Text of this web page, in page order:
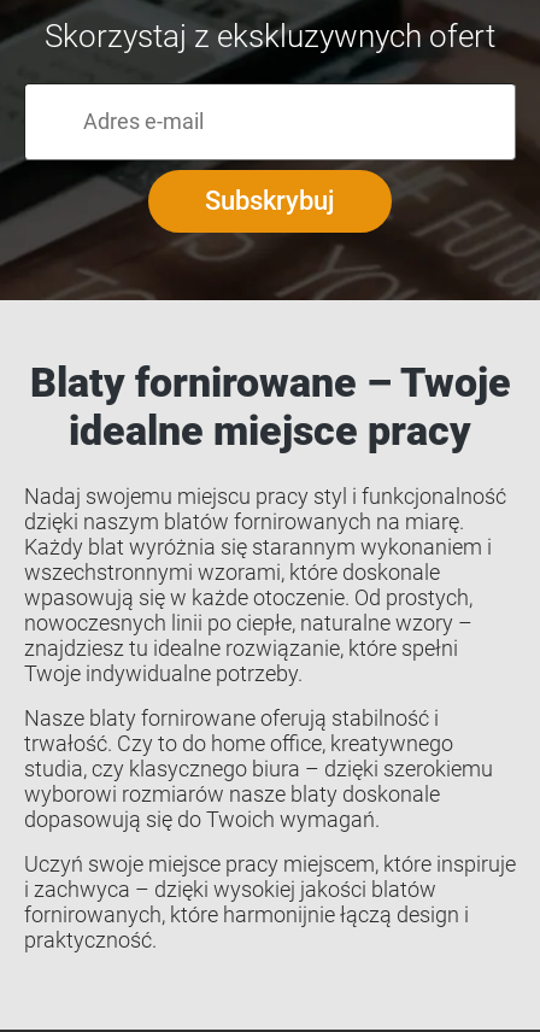
Skorzystaj z ekskluzywnych ofert
Subskrybuj
Blaty fornirowane – Twoje
idealne miejsce pracy
Nadaj swojemu miejscu pracy styl i funkcjonalność
dzięki naszym blatów fornirowanych na miarę.
Każdy blat wyróżnia się starannym wykonaniem i
wszechstronnymi wzorami, które doskonale
wpasowują się w każde otoczenie. Od prostych,
nowoczesnych linii po ciepłe, naturalne wzory –
znajdziesz tu idealne rozwiązanie, które spełni
Twoje indywidualne potrzeby.
Nasze blaty fornirowane oferują stabilność i
trwałość. Czy to do home office, kreatywnego
studia, czy klasycznego biura – dzięki szerokiemu
wyborowi rozmiarów nasze blaty doskonale
dopasowują się do Twoich wymagań.
Uczyń swoje miejsce pracy miejscem, które inspiruje
i zachwyca – dzięki wysokiej jakości blatów
fornirowanych, które harmonijnie łączą design i
praktyczność.